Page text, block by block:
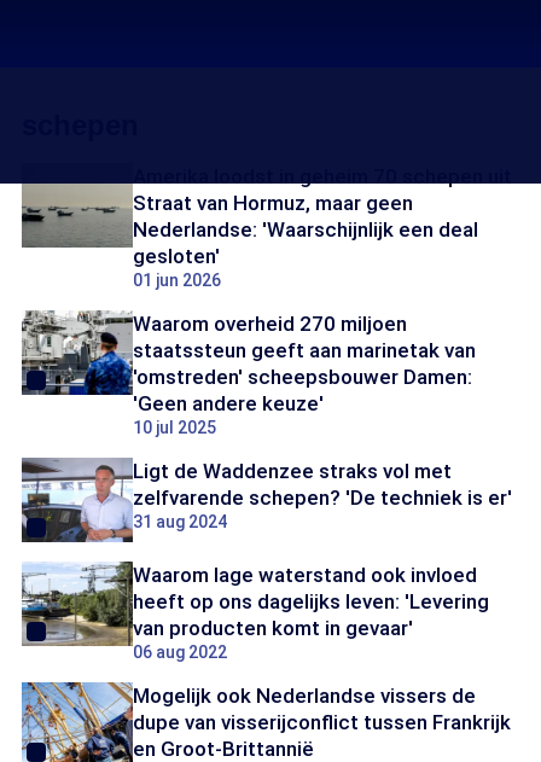
Straat van Hormuz, maar geen
Nederlandse: 'Waarschijnlijk een deal
gesloten'
01 jun 2026
Waarom overheid 270 miljoen
staatssteun geeft aan marinetak van
'omstreden' scheepsbouwer Damen:
'Geen andere keuze'
10 jul 2025
Ligt de Waddenzee straks vol met
zelfvarende schepen? 'De techniek is er'
31 aug 2024
Waarom lage waterstand ook invloed
heeft op ons dagelijks leven: 'Levering
van producten komt in gevaar'
06 aug 2022
Mogelijk ook Nederlandse vissers de
dupe van visserijconflict tussen Frankrijk
en Groot-Brittannië